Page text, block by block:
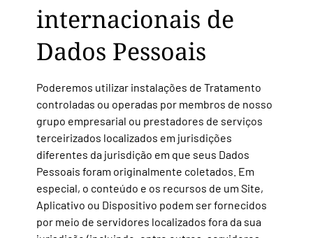
internacionais de
Dados Pessoais
Poderemos utilizar instalações de Tratamento
controladas ou operadas por membros de nosso
grupo empresarial ou prestadores de serviços
terceirizados localizados em jurisdições
diferentes da jurisdição em que seus Dados
Pessoais foram originalmente coletados. Em
especial, o conteúdo e os recursos de um Site,
Aplicativo ou Dispositivo podem ser fornecidos
por meio de servidores localizados fora da sua